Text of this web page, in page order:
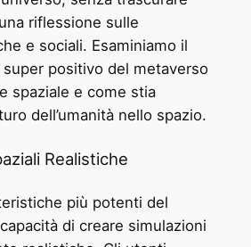
riflessione sulle
e sociali. Esaminiamo il
positivo del metaverso
spaziale e come stia
dell’umanità nello spazio.
Realistiche
più potenti del
di creare simulazioni